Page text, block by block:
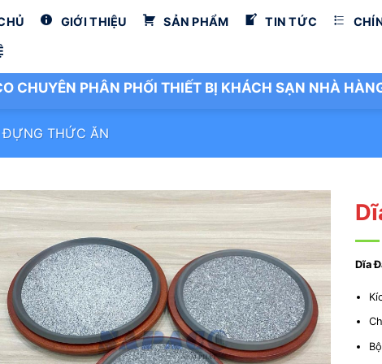
GIỚI THIỆU SẢN PHẨM TIN TỨC
CHUYÊN PHÂN PHỐI THIẾT BỊ KHÁCH SẠN NHÀ
THỨC ĂN
Dĩa